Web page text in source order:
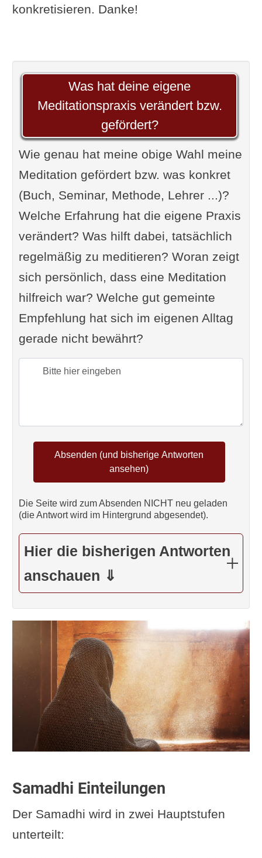
konkretisieren. Danke!
Was hat deine eigene
Meditationspraxis verändert bzw.
gefördert?
Wie genau hat meine obige Wahl meine
Meditation gefördert bzw. was konkret
(Buch, Seminar, Methode, Lehrer ...)?
Welche Erfahrung hat die eigene Praxis
verändert? Was hilft dabei, tatsächlich
regelmäßig zu meditieren? Woran zeigt
sich persönlich, dass eine Meditation
hilfreich war? Welche gut gemeinte
Empfehlung hat sich im eigenen Alltag
gerade nicht bewährt?
Die Seite wird zum Absenden NICHT neu geladen
(die Antwort wird im Hintergrund abgesendet).
Hier die bisherigen Antworten
anschauen ⇓
Samadhi Einteilungen
Der Samadhi wird in zwei Hauptstufen
unterteilt: